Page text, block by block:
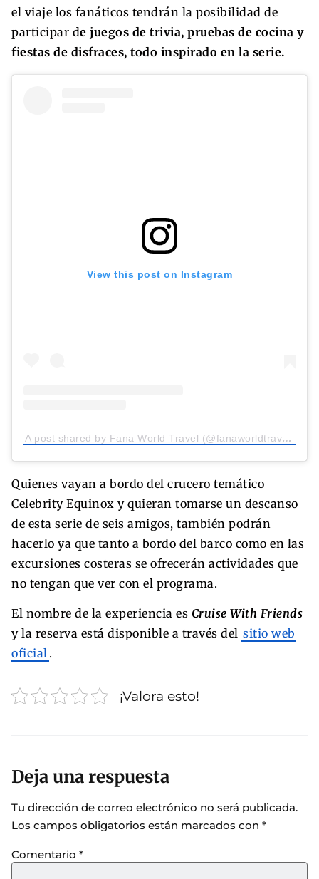
el viaje los fanáticos tendrán la posibilidad de
participar de juegos de trivia, pruebas de cocina y
fiestas de disfraces, todo inspirado en la serie.
View this post on Instagram
A post shared by Fana World Travel (@fanaworldtravel)
Quienes vayan a bordo del crucero temático
Celebrity Equinox y quieran tomarse un descanso
de esta serie de seis amigos, también podrán
hacerlo ya que tanto a bordo del barco como en las
excursiones costeras se ofrecerán actividades que
no tengan que ver con el programa.
El nombre de la experiencia es Cruise With Friends
y la reserva está disponible a través del sitio web
oficial .
¡Valora esto!
Deja una respuesta
Tu dirección de correo electrónico no será publicada.
Los campos obligatorios están marcados con *
Comentario *